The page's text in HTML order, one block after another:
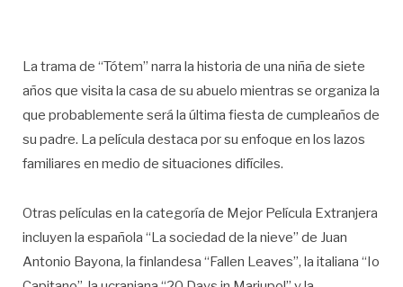
La trama de “Tótem” narra la historia de una niña de siete
años que visita la casa de su abuelo mientras se organiza la
que probablemente será la última fiesta de cumpleaños de
su padre. La película destaca por su enfoque en los lazos
familiares en medio de situaciones difíciles.
Otras películas en la categoría de Mejor Película Extranjera
incluyen la española “La sociedad de la nieve” de Juan
Antonio Bayona, la finlandesa “Fallen Leaves”, la italiana “Io